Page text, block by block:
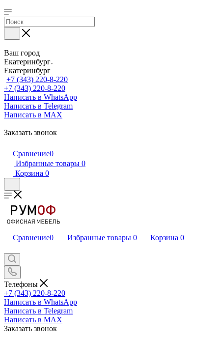
Ваш город
Екатеринбург
Екатеринбург
+7 (343) 220-8-220
+7 (343) 220-8-220
Написать в WhatsApp
Написать в Telegram
Написать в MAX
Заказать звонок
Сравнение0
Избранные товары 0
Корзина 0
Сравнение0 Избранные товары 0 Корзина 0
Телефоны
+7 (343) 220-8-220
Написать в WhatsApp
Написать в Telegram
Написать в MAX
Заказать звонок